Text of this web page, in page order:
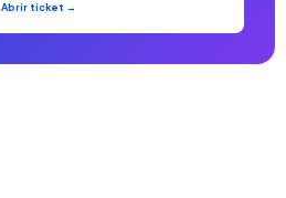
Abrir ticket →